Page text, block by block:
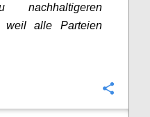
weil alle Parteien